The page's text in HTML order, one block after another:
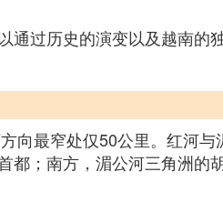
通过历史的演变以及越南的
向最窄处仅50公里。红河
；南方，湄公河三角洲的